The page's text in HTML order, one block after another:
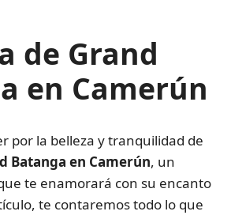
de Grand
en Camerún
por la belleza y tranquilidad de
Batanga en Camerún, un
te enamorará con su encanto
te contaremos todo lo que